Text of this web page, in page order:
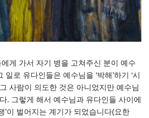
게 가서 자기 병을 고쳐주신 분이 예수
로 유다인들은 예수님을 ‘박해’하기 ‘시
사람이 의도한 것은 아니었지만 예수님
. 그렇게 해서 예수님과 유다인들 사이에
’이 벌어지는 계기가 되었습니다(요한